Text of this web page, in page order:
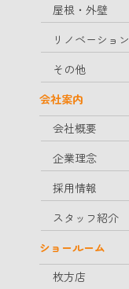
屋根・外壁
リノベーション
その他
会社案内
会社概要
企業理念
採用情報
スタッフ紹介
ショールーム
枚方店